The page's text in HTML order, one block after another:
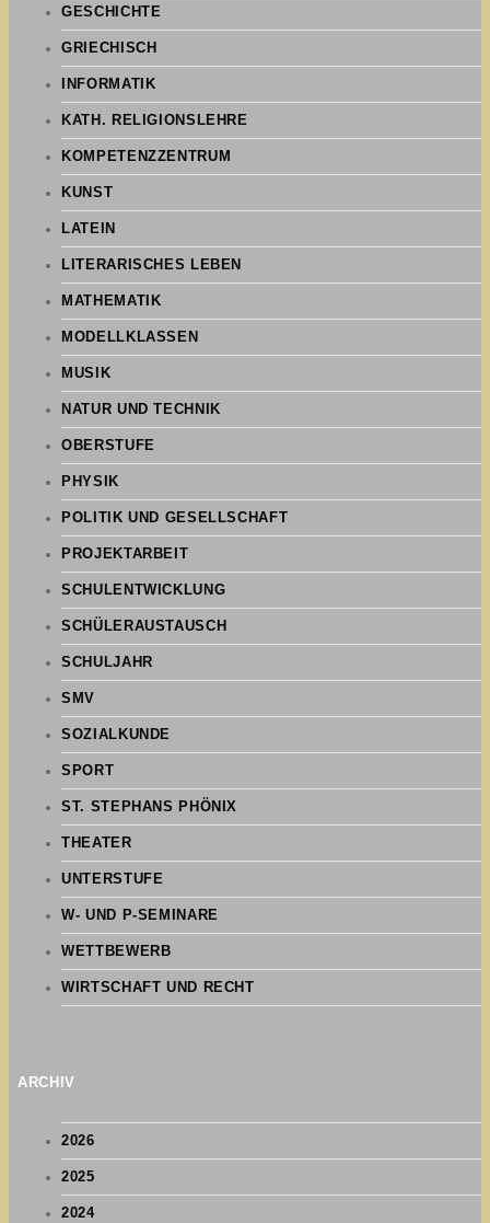
GESCHICHTE
GRIECHISCH
INFORMATIK
KATH. RELIGIONSLEHRE
KOMPETENZZENTRUM
KUNST
LATEIN
LITERARISCHES LEBEN
MATHEMATIK
MODELLKLASSEN
MUSIK
NATUR UND TECHNIK
OBERSTUFE
PHYSIK
POLITIK UND GESELLSCHAFT
PROJEKTARBEIT
SCHULENTWICKLUNG
SCHÜLERAUSTAUSCH
SCHULJAHR
SMV
SOZIALKUNDE
SPORT
ST. STEPHANS PHÖNIX
THEATER
UNTERSTUFE
W- UND P-SEMINARE
WETTBEWERB
WIRTSCHAFT UND RECHT
ARCHIV
2026
2025
2024